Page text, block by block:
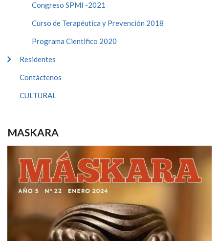
Congreso SPMI -2021
Curso de Terapéutica y Prevención 2018
Programa Cientifico 2020
Residentes
Contáctenos
CULTURAL
MASKARA